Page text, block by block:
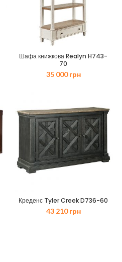
Шафа книжкова Realyn H743-
70
35 000грн
Креденс Tyler Creek D736-60
43 210грн